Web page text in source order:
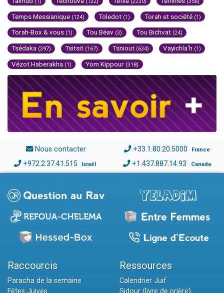
Temps Messianique (124) Toledot (1) Torah et société (1)
Torah-Box & vous (1) Tou Béav (3) Tou Bichvat (24)
Tsédaka (397) Tsitsit (167) Tsniout (634) Vayichla'h (1)
Vézot Haberakha (1) Yom Kippour (318)
Nous contacter +33.1.80.20.5000 France
+972.2.37.41.515 Israël +1.437.887.14.93 Canada
Raccourcis
Paracha de la semaine
Ressources
Calendrier Juif